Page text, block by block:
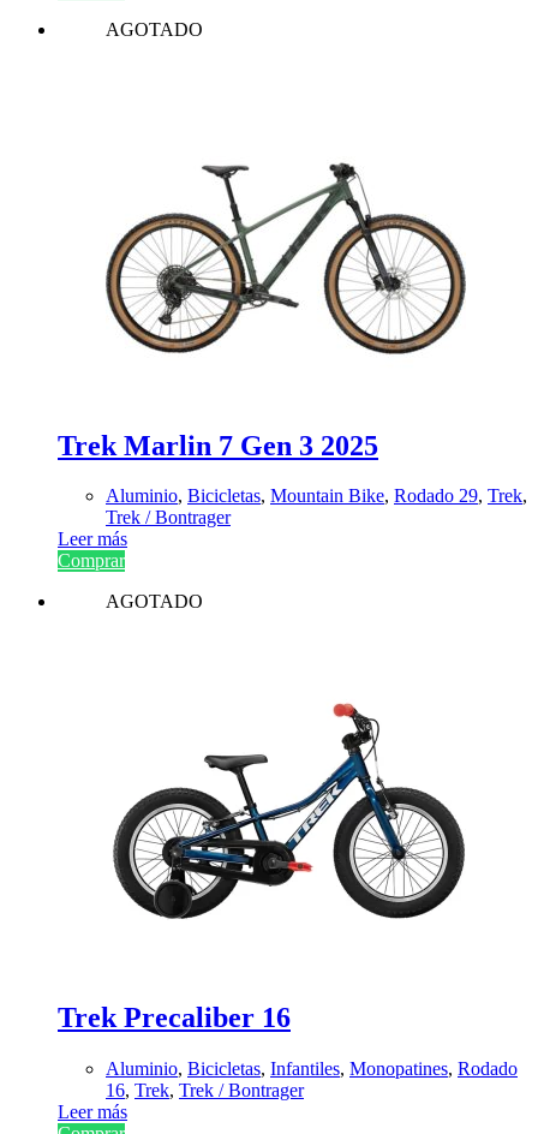
AGOTADO
Trek Marlin 7 Gen 3 2025
Aluminio, Bicicletas, Mountain Bike, Rodado 29, Trek,
Trek / Bontrager
Leer más
Comprar
AGOTADO
Trek Precaliber 16
Aluminio, Bicicletas, Infantiles, Monopatines, Rodado
16, Trek, Trek / Bontrager
Leer más